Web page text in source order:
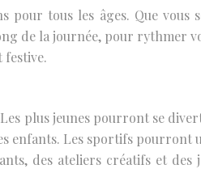
pour tous les âges. Que
de la journée, pour rythmer
festive.
plus jeunes pourront se
enfants. Les sportifs
des ateliers créatifs et